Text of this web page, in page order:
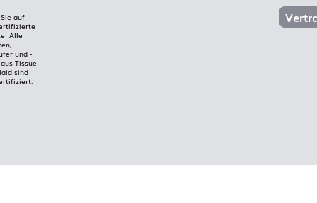
auf
Alle
und -
Tissue
sind